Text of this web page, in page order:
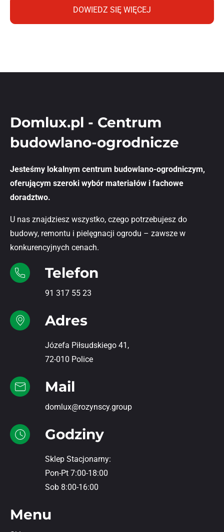
DOWIEDZ SIĘ WIĘCEJ
Domlux.pl - Centrum
budowlano-ogrodnicze
Jesteśmy lokalnym centrum budowlano-ogrodniczym,
oferującym szeroki wybór materiałów i fachowe
doradztwo.
U nas znajdziesz wszystko, czego potrzebujesz do
budowy, remontu i pielęgnacji ogrodu – zawsze w
konkurencyjnych cenach.
Telefon
91 317 55 23
Adres
Józefa Piłsudskiego 41,
72-010 Police
Mail
domlux@rozynscy.group
Godziny
Sklep Stacjonarny:
Pon-Pt 7:00-18:00
Sob 8:00-16:00
Menu